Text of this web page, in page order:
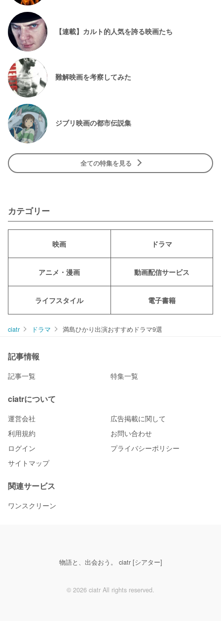
【連載】カルト的人気を誇る映画たち
難解映画を考察してみた
ジブリ映画の都市伝説集
全ての特集を見る
カテゴリー
映画 ドラマ
アニメ・漫画 動画配信サービス
ライフスタイル 電子書籍
ciatr ドラマ 満島ひかり出演おすすめドラマ9選
記事情報
記事一覧 特集一覧
ciatrについて
運営会社
広告掲載に関して
利用規約
お問い合わせ
ログイン
プライバシーポリシー
サイトマップ
関連サービス
ワンスクリーン
物語と、出会おう。 ciatr [シアター]
© 2026 ciatr All rights reserved.